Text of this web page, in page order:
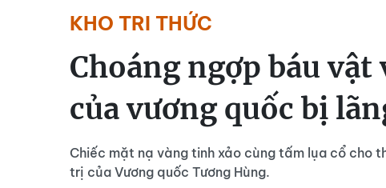
KHO TRI THỨC
Choáng ngợp báu
của vương quốc bị
Chiếc mặt nạ vàng tinh xảo cùng tấm lụa cổ cho
trị của Vương quốc Tương Hùng.